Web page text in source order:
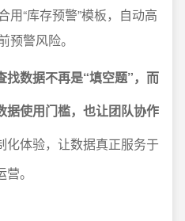
用“库存预警”模板，自动高
预警风险。
数据不再是“填空题”，而
据使用门槛，也让团队协作
化体验，让数据真正服务于
。